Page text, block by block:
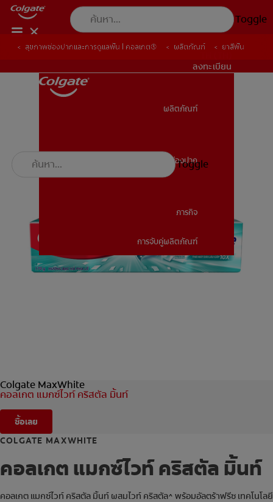
Toggle
ภารกิจ
ลงทะเบียน
ผลิตภัณฑ์
สุขภาพช่องปาก
ภารกิจ
การจับคู่ผลิตภัณฑ์
Toggle
สุขภาพช่องปากและการดูแลฟัน | คอลเกต® ผลิตภัณฑ์ ยาสีฟัน
Colgate MaxWhite
คอลเกต แมกซ์ไวท์ คริสตัล มิ้นท์
ซื้อเลย
COLGATE MAXWHITE
คอลเกต แมกซ์ไวท์ คริสตัล มิ้นท์
คอลเกต แมกซ์ไวท์ คริสตัล มิ้นท์ ผสมไวท์ คริสตัล^ พร้อมอัลตร้าฟรีซ เทคโนโลยี